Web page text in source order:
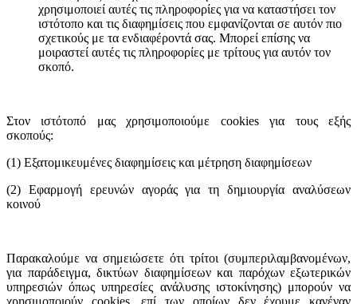
χρησιμοποιεί αυτές τις πληροφορίες για να καταστήσει τον
ιστότοπο και τις διαφημίσεις που εμφανίζονται σε αυτόν πιο
σχετικούς με τα ενδιαφέροντά σας. Μπορεί επίσης να
μοιραστεί αυτές τις πληροφορίες με τρίτους για αυτόν τον
σκοπό.
Στον ιστότοπό μας χρησιμοποιούμε cookies για τους εξής
σκοπούς:
(1) Εξατομικευμένες διαφημίσεις και μέτρηση διαφημίσεων
(2) Εφαρμογή ερευνών αγοράς για τη δημιουργία αναλύσεων
κοινού
Παρακαλούμε να σημειώσετε ότι τρίτοι (συμπεριλαμβανομένων,
για παράδειγμα, δικτύων διαφημίσεων και παρόχων εξωτερικών
υπηρεσιών όπως υπηρεσίες ανάλυσης ιστοκίνησης) μπορούν να
χρησιμοποιούν cookies, επί των οποίων δεν έχουμε κανέναν